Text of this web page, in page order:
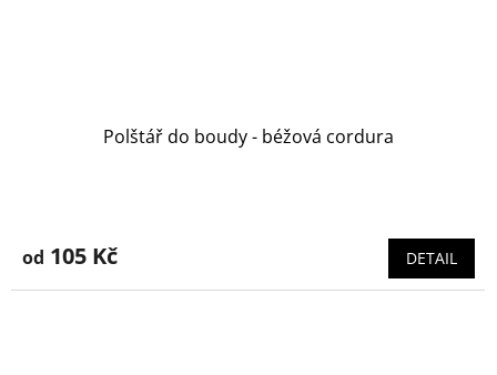
Polštář do boudy - béžová cordura
od 105 Kč DETAIL